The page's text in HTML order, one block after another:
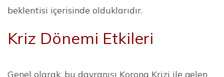
beklentisi içerisinde olduklarıdır.
Kriz Dönemi Etkileri
Genel olarak, bu davranışı Korona Krizi ile gelen